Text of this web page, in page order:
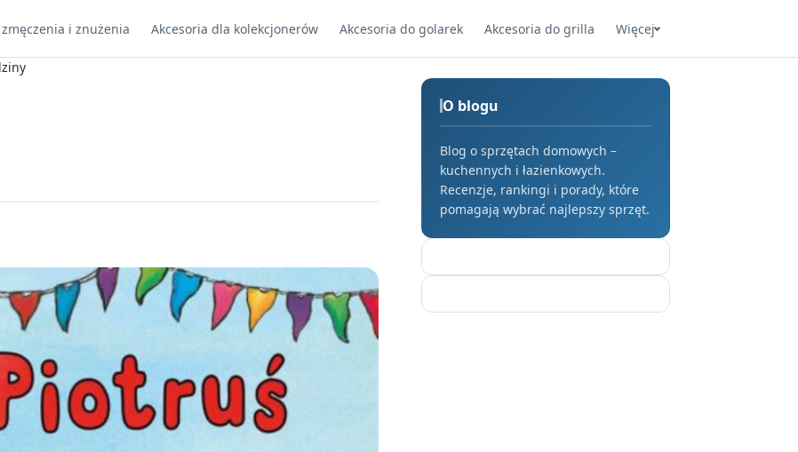
i znużenia Akcesoria dla kolekcjonerów Akcesoria do golarek Akcesoria do grilla Więcej
O blogu
Blog o sprzętach domowych –
kuchennych i łazienkowych.
Recenzje, rankingi i porady, które
pomagają wybrać najlepszy sprzęt.